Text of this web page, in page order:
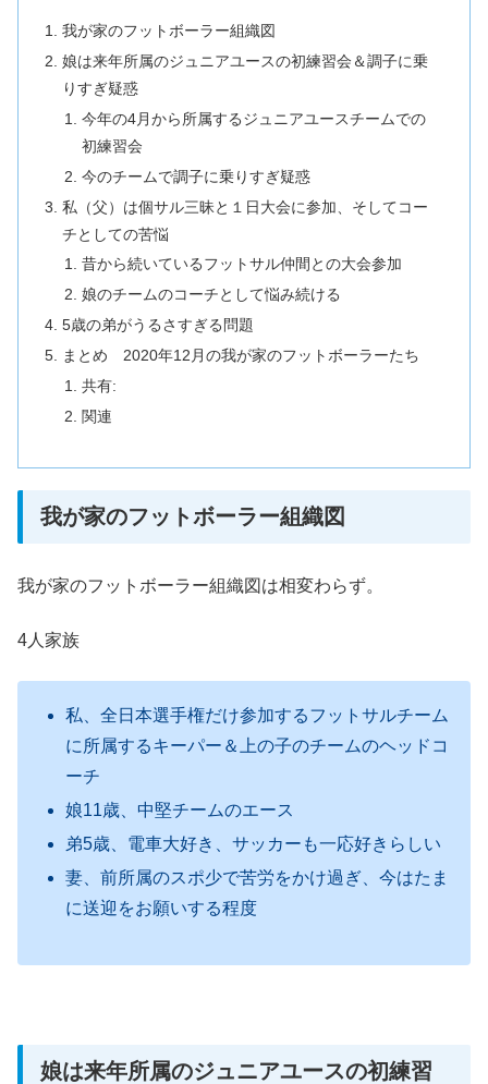
我が家のフットボーラー組織図
娘は来年所属のジュニアユースの初練習会＆調子に乗
りすぎ疑惑
今年の4月から所属するジュニアユースチームでの
初練習会
今のチームで調子に乗りすぎ疑惑
私（父）は個サル三昧と１日大会に参加、そしてコー
チとしての苦悩
昔から続いているフットサル仲間との大会参加
娘のチームのコーチとして悩み続ける
5歳の弟がうるさすぎる問題
まとめ 2020年12月の我が家のフットボーラーたち
共有:
関連
我が家のフットボーラー組織図
我が家のフットボーラー組織図は相変わらず。
4人家族
私、全日本選手権だけ参加するフットサルチーム
に所属するキーパー＆上の子のチームのヘッドコ
ーチ
娘11歳、中堅チームのエース
弟5歳、電車大好き、サッカーも一応好きらしい
妻、前所属のスポ少で苦労をかけ過ぎ、今はたま
に送迎をお願いする程度
娘は来年所属のジュニアユースの初練習